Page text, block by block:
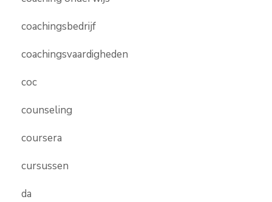
coachingsbedrijf
coachingsvaardigheden
coc
counseling
coursera
cursussen
da